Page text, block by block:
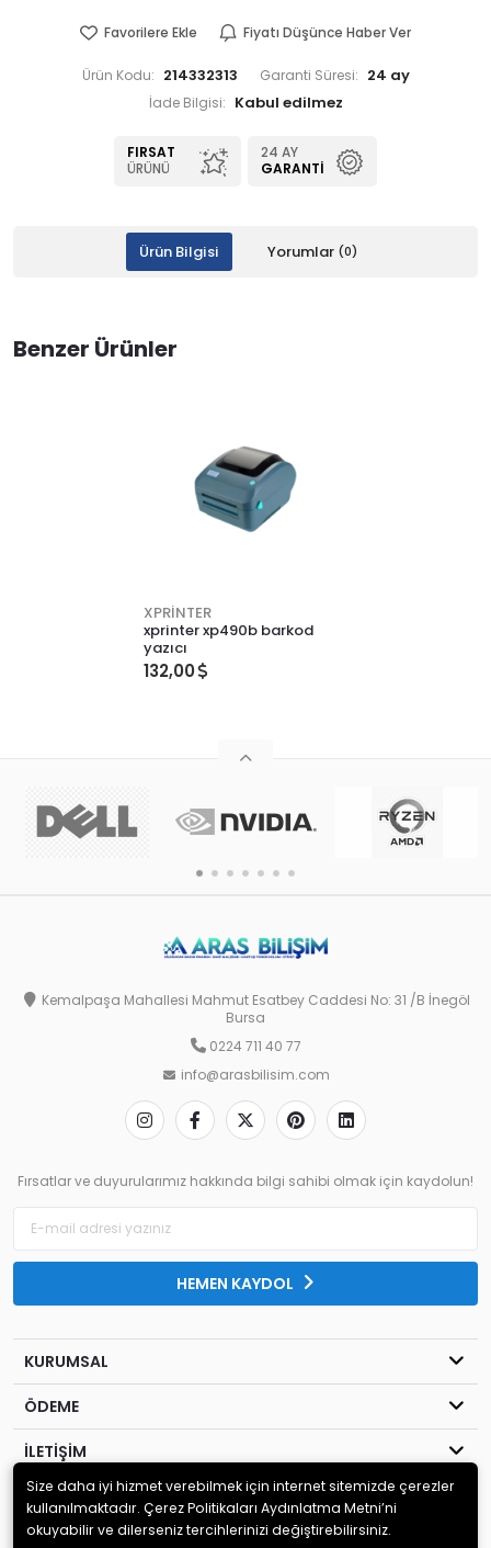
Favorilere Ekle Fiyatı Düşünce Haber Ver
Ürün Kodu: 214332313 Garanti Süresi: 24 ay
İade Bilgisi:
FIRSAT
ÜRÜNÜ
24 AY
GARANTI
Ürün Bilgisi Yorumlar (0)
Benzer Ürünler
XPRİNTER
xprinter xp490b barkod
yazıcı
132,00
Kemalpaşa Mahallesi Mahmut Esatbey Caddesi No: 31 /B İnegöl
Bursa
0224 711 40 77
info@arasbilisim.com
Fırsatlar ve duyurularımız hakkında bilgi sahibi olmak için kaydolun!
HEMEN KAYDOL
KURUMSAL
ÖDEME
İLETİŞİM
© 2020Aras Bilişim. Tüm hakları saklıdır.
Size daha iyi hizmet verebilmek için internet sitemizde çerezler
kullanılmaktadır. Çerez Politikaları Aydınlatma Metni’ni
okuyabilir ve dilerseniz tercihlerinizi değiştirebilirsiniz.